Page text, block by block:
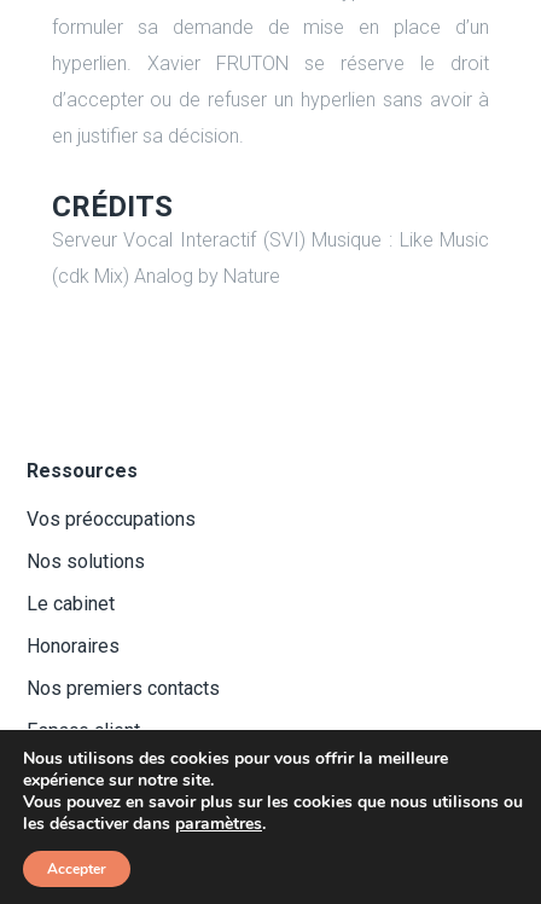
formuler sa demande de mise en place d’un
hyperlien. Xavier FRUTON se réserve le droit
d’accepter ou de refuser un hyperlien sans avoir à
en justifier sa décision.
CRÉDITS
Serveur Vocal Interactif (SVI) Musique : Like Music
(cdk Mix) Analog by Nature
Ressources
Vos préoccupations
Nos solutions
Le cabinet
Honoraires
Nos premiers contacts
Espace client
Nous utilisons des cookies pour vous offrir la meilleure
expérience sur notre site.
Vous pouvez en savoir plus sur les cookies que nous utilisons ou
les désactiver dans paramètres.
Accepter